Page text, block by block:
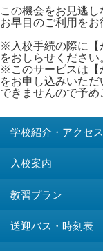
この機会をお見逃し
お早目のご利用をお
※入校手続の際に【
をおしらせください
※このサービスは【
をお申し込みいた
できませんので予め
学校紹介・アクセス
入校案内
教習プラン
送迎バス・時刻表